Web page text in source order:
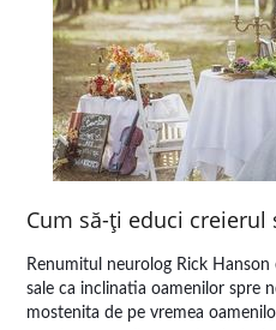
Cum să-ţi educi creierul
Renumitul neurolog Rick
sale ca inclinatia oamenilor spre
mostenita de pe vremea